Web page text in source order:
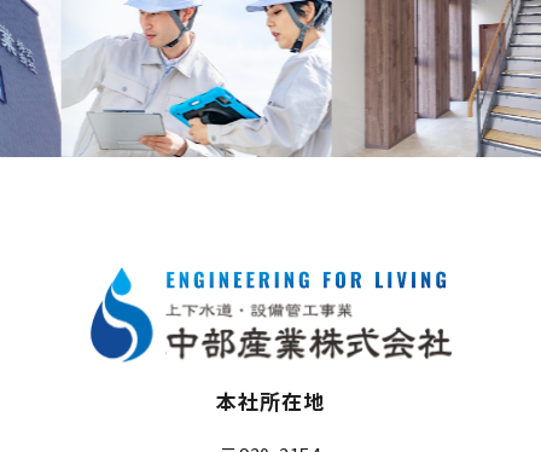
本社所在地